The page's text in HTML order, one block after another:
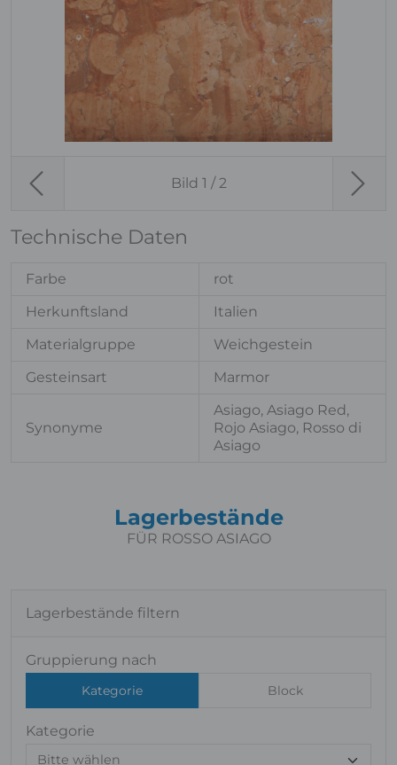
Previous Bild 1 / 2 Next
Technische Daten
Farbe
rot
Herkunftsland
Italien
Materialgruppe
Weichgestein
Gesteinsart
Marmor
Synonyme
Asiago, Asiago Red,
Rojo Asiago, Rosso di
Asiago
Lagerbestände
FÜR ROSSO ASIAGO
Lagerbestände filtern
Gruppierung nach
Kategorie Block
Kategorie